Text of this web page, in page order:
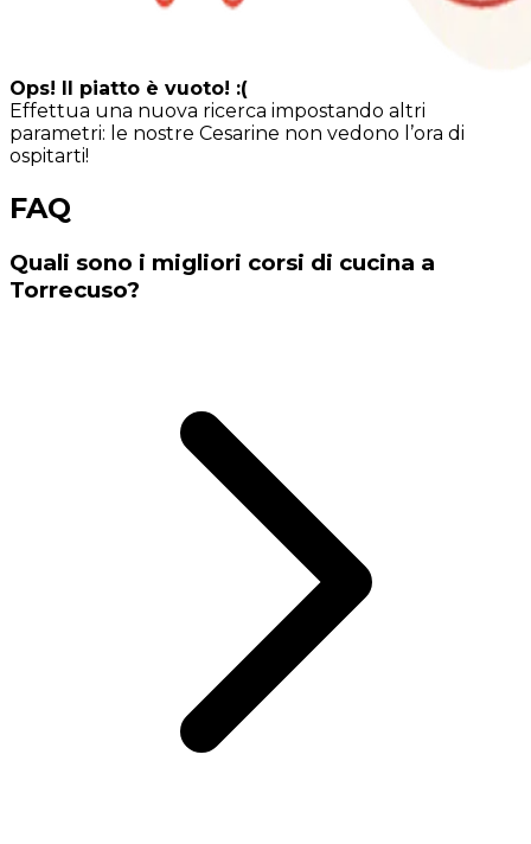
Ops! Il piatto è vuoto! :(
Effettua una nuova ricerca impostando altri
parametri: le nostre Cesarine non vedono l’ora di
ospitarti!
FAQ
Quali sono i migliori corsi di cucina a
Torrecuso?